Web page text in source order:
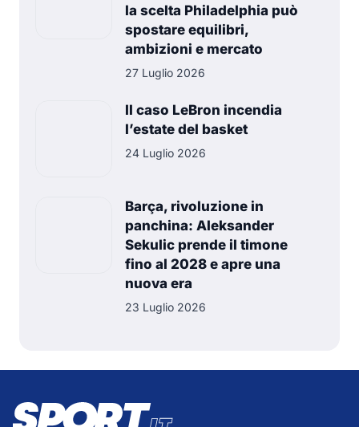
la scelta Philadelphia può
spostare equilibri,
ambizioni e mercato
27 Luglio 2026
Il caso LeBron incendia
l’estate del basket
24 Luglio 2026
Barça, rivoluzione in
panchina: Aleksander
Sekulic prende il timone
fino al 2028 e apre una
nuova era
23 Luglio 2026